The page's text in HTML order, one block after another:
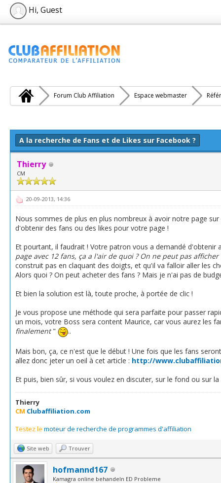
Hi, Guest
Forum Club Affiliation Espace webmaster
A la recherche de Fans et de Likes sur Facebook ?
Thierry
CM
20-09-2013, 14:36
Nous sommes de plus en plus nombreux à avoir notre page
d'obtenir des fans ou des likes pour votre page !
Et pourtant, il faudrait ! Votre patron vous a demandé d'obtenir
page avec 12 fans, ça a l'air de quoi ? On ne peut pas
construit pas en claquant des doigts, et qu'il va falloir aller les
Alors quoi ? On peut acheter des fans ? Mais je n'ai pas de
Et bien la solution est là, toute proche, à portée de clic !
Je vous propose une méthode qui sera parfaite pour passer
un mois, votre Boss sera content Maurice, car vous aurez les
finalement" ..
Mais bon, ça, ce n'est que le début ! Une fois que les fans
allez donc jeter un oeil à cet article : http://
Et puis, bien sûr, si vous voulez en discuter, sur le fond ou sur
Thierry
CM Clubaffiliation.com
Testez le moteur de recherche de programmes d'affiliation
Site web Trouver
hofmannd167
Kamagra online behandeln ED Probleme